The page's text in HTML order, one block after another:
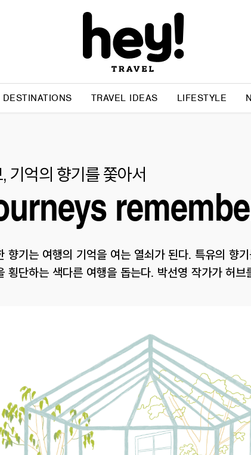
DESTINATIONS TRAVEL IDEAS LIFESTYLE
기억의 향기를 쫓아서
향기는 여행의 기억을 여는 열쇠가 된다. 특유의 향
횡단하는 색다른 여행을 돕는다. 박선영 작가가 허